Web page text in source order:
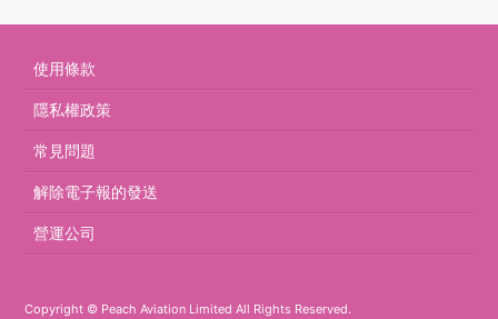
使用條款
隱私權政策
常見問題
解除電子報的發送
營運公司
Copyright © Peach Aviation Limited All Rights Reserved.